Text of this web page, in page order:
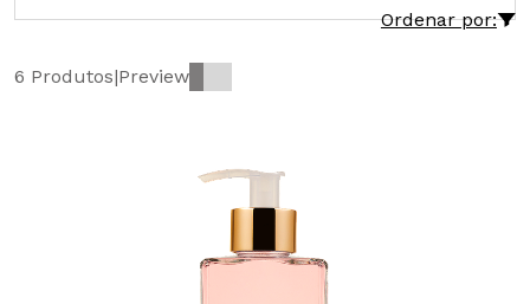
Ordenar por:
6 Produtos|Preview